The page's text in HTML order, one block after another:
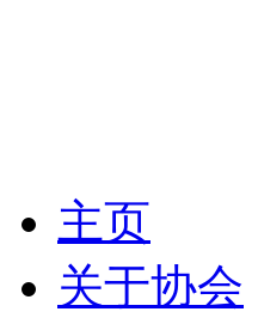
主页
关于协会